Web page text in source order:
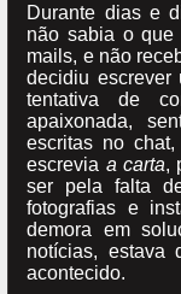
Durante dias e
não sabia o que
mails, e não
decidiu escrever
tentativa de
apaixonada,
escritas no
escrevia a carta,
ser pela falta
fotografias e
demora em
notícias, estava
acontecido.